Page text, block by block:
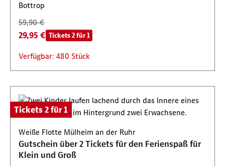
Bottrop
59,90 €
29,95 € Tickets 2 für 1
Verfügbar: 480 Stück
Tickets 2 für 1
Weiße Flotte Mülheim an der Ruhr
Gutschein über 2 Tickets für den Ferienspaß für
Klein und Groß